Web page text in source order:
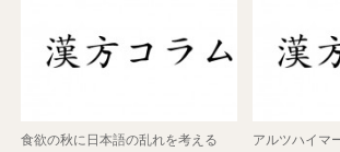
食欲の秋に日本語の乱れを考える アルツハイマ